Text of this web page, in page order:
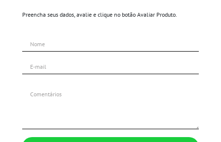
Preencha seus dados, avalie e clique no botão Avaliar Produto.